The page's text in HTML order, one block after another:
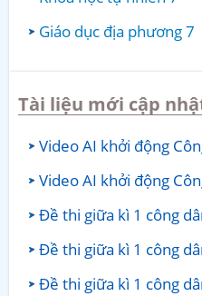
Giáo dục địa phương 7
Tài liệu mới cập
Video AI khởi động
Video AI khởi động
Đề thi giữa kì 1 công
Đề thi giữa kì 1 công
Đề thi giữa kì 1 công